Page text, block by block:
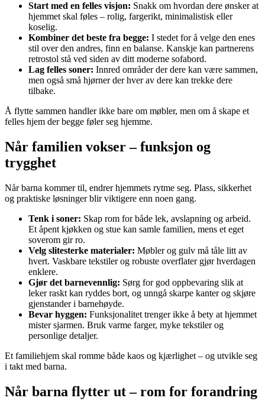
Start med en felles visjon: Snakk om hvordan dere ønsker at
hjemmet skal føles – rolig, fargerikt, minimalistisk eller
koselig.
Kombiner det beste fra begge: I stedet for å velge den enes
stil over den andres, finn en balanse. Kanskje kan partnerens
retrostol stå ved siden av ditt moderne sofabord.
Lag felles soner: Innred områder der dere kan være sammen,
men også små hjørner der hver av dere kan trekke dere
tilbake.
Å flytte sammen handler ikke bare om møbler, men om å skape et
felles hjem der begge føler seg hjemme.
Når familien vokser – funksjon og
trygghet
Når barna kommer til, endrer hjemmets rytme seg. Plass, sikkerhet
og praktiske løsninger blir viktigere enn noen gang.
Tenk i soner: Skap rom for både lek, avslapning og arbeid.
Et åpent kjøkken og stue kan samle familien, mens et eget
soverom gir ro.
Velg slitesterke materialer: Møbler og gulv må tåle litt av
hvert. Vaskbare tekstiler og robuste overflater gjør hverdagen
enklere.
Gjør det barnevennlig: Sørg for god oppbevaring slik at
leker raskt kan ryddes bort, og unngå skarpe kanter og skjøre
gjenstander i barnehøyde.
Bevar hyggen: Funksjonalitet trenger ikke å bety at hjemmet
mister sjarmen. Bruk varme farger, myke tekstiler og
personlige detaljer.
Et familiehjem skal romme både kaos og kjærlighet – og utvikle seg
i takt med barna.
Når barna flytter ut – rom for forandring